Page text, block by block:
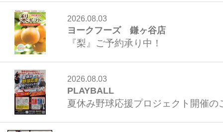
2026.08.03
ヨークフーズ 鎌ヶ谷店
『梨』ご予約承り中！
2026.08.03
PLAYBALL
夏休み野球応援プロジェクト開催の